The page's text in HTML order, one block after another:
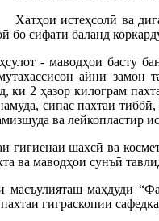
Хатҳои истеҳсолӣ ва
бо сифати баланд
- маводҳои басту
айни замон
ки 2 ҳазор килограм
сипас пахтаи
ва лейкопластир
гигиенаи шахсӣ ва
ва маводҳои сунъӣ
масъулияташ маҳдуди
гиграскопии